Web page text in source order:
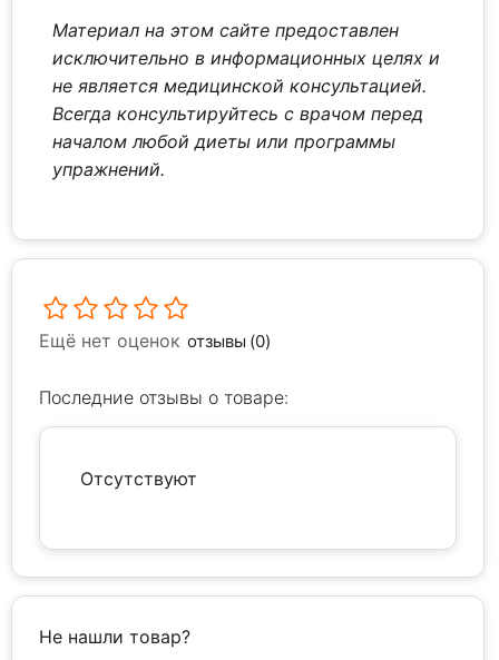
Материал на этом сайте предоставлен
исключительно в информационных целях и
не является медицинской консультацией.
Всегда консультируйтесь с врачом перед
началом любой диеты или программы
упражнений.
Ещё нет оценок отзывы (0)
Последние отзывы о товаре:
Отсутствуют
Не нашли товар?